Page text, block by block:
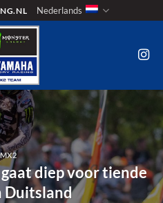
Nederlands
MX2
diep voor tiende
Duitsland